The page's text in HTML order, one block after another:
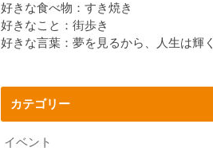
好きな食べ物：すき焼き
好きなこと：街歩き
好きな言葉：夢を見るから、人生は輝く
カテゴリー
イベント